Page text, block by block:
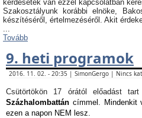
kérdésetek van ezzel kapcsolatban
Szakosztályunk korábbi elnöke,
készítéséről, értelmezéséről. Akit
...
Tovább
9. heti programok
2016. 11. 02. - 20:35 | SimonGergo | Nincs
Csütörtökön 17 órától előadást
Százhalombattán címmel. Mindenkit
ezen a napon NEM lesz.